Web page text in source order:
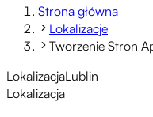
Strona główna
Lokalizacje
Tworzenie Stron
LokalizacjaLublin
Lokalizacja